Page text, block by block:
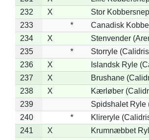
232
X
Stor
233
*
Canadisk
234
X
Stenvender
235
*
Storryle
236
X
Islandsk Ryle
237
X
Brushane
238
X
Kærløber
239
Spidshalet Ryle
240
*
Klireryle
241
X
Krumnæbbet